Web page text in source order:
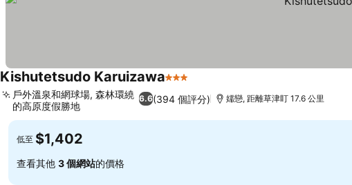
Kishutetsudo Karuizawa3 星級
6.6(394 個評分)
戶外溫泉和網球場, 森林環繞
的高原度假勝地
嬬戀, 距離草津盯 17.6 公里
低至 $1,402
查看其他 3 個網站的價格